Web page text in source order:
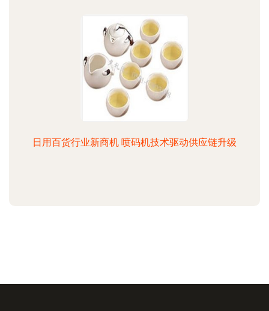
日用百货行业新商机 喷码机技术驱动供应链升级